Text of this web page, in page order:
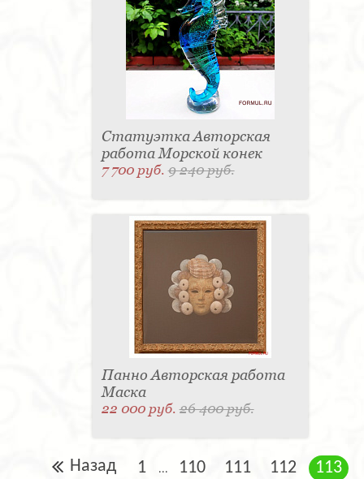
Статуэтка Авторская
работа Морской конек
7 700 руб.9 240 руб.
Панно Авторская работа
Маска
22 000 руб.26 400 руб.
Назад 1 ... 110 111 112 113